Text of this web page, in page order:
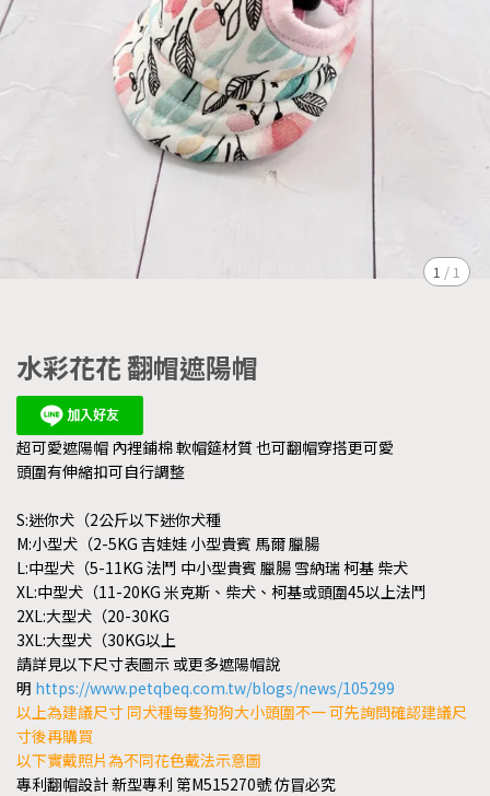
1 / 1
水彩花花 翻帽遮陽帽
超可愛遮陽帽 內裡鋪棉 軟帽筵材質 也可翻帽穿搭更可愛
頭圍有伸縮扣可自行調整
S:迷你犬（2公斤以下迷你犬種
M:小型犬（2-5KG 吉娃娃 小型貴賓 馬爾 臘腸
L:中型犬（5-11KG 法鬥 中小型貴賓 臘腸 雪納瑞 柯基 柴犬
XL:中型犬（11-20KG 米克斯、柴犬、柯基或頭圍45以上法鬥
2XL:大型犬（20-30KG
3XL:大型犬（30KG以上
請詳見以下尺寸表圖示 或更多遮陽帽說
明 https://www.petqbeq.com.tw/blogs/news/105299
以上為建議尺寸 同犬種每隻狗狗大小頭圍不一 可先詢問確認建議尺
寸後再購買
以下實戴照片為不同花色戴法示意圖
專利翻帽設計 新型專利 第M515270號 仿冒必究